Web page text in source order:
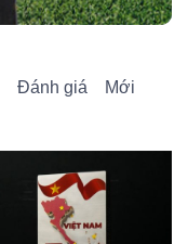
Đánh giá
Mới